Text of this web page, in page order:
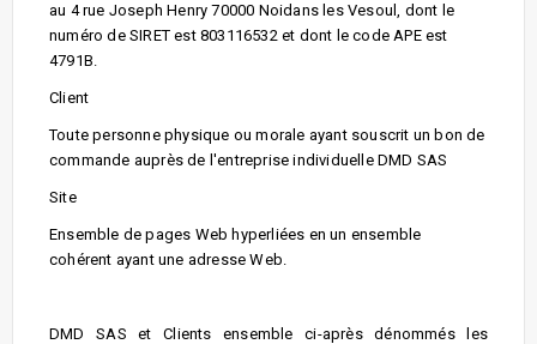
au 4 rue Joseph Henry 70000 Noidans les Vesoul, dont le
numéro de SIRET est 803116532 et dont le code APE est
4791B.
Client
Toute personne physique ou morale ayant souscrit un bon de
commande auprès de l'entreprise individuelle DMD SAS
Site
Ensemble de pages Web hyperliées en un ensemble
cohérent ayant une adresse Web.
DMD SAS et Clients ensemble ci-après dénommés les